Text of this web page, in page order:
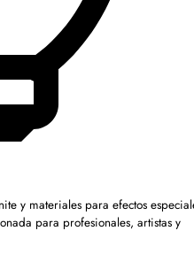
y materiales para efectos
para profesionales, artistas y